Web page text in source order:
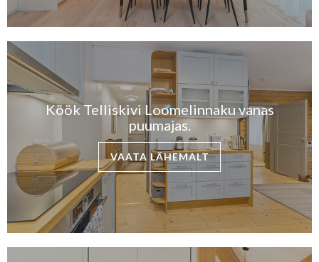
Köök Telliskivi Loomelinnaku vanas
puumajas.
VAATA LÄHEMALT